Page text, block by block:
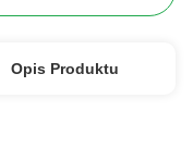
Opis Produktu